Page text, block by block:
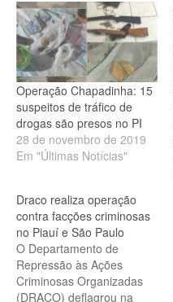
Operação Chapadinha: 15
suspeitos de tráfico de
drogas são presos no PI
28 de novembro de 2019
Em "Últimas Notícias"
Draco realiza operação
contra facções criminosas
no Piauí e São Paulo
O Departamento de
Repressão às Ações
Criminosas Organizadas
(DRACO) deflagrou na